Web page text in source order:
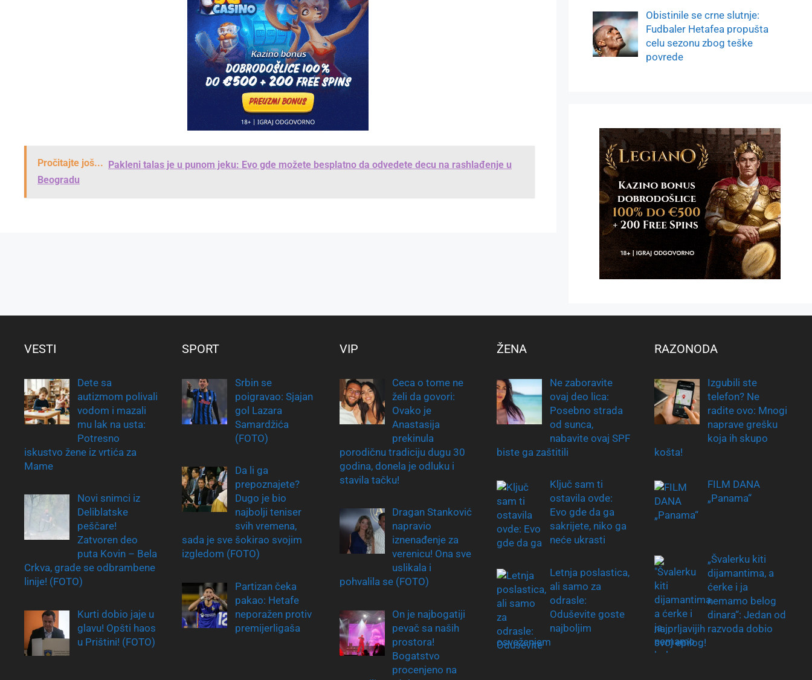
Pročitajte još...
Pakleni talas je u punom jeku: Evo gde možete besplatno da odvedete decu na rashlađenje u
Beogradu
Obistinile se crne slutnje:
Fudbaler Hetafea propušta
celu sezonu zbog teške
povrede
VESTI
Dete sa
autizmom polivali
vodom i mazali
mu lak na usta:
Potresno
iskustvo žene iz vrtića za
Mame
Novi snimci iz
Deliblatske
peščare!
Zatvoren deo
puta Kovin – Bela
Crkva, grade se odbrambene
linije! (FOTO)
Kurti dobio jaje u
glavu! Opšti haos
u Prištini! (FOTO)
SPORT
Srbin se
poigravao: Sjajan
gol Lazara
Samardžića
(FOTO)
Da li ga
prepoznajete?
Dugo je bio
najbolji teniser
svih vremena,
sada je sve šokirao svojim
izgledom (FOTO)
Partizan čeka
pakao: Hetafe
neporažen protiv
premijerligaša
VIP
Ceca o tome ne
želi da govori:
Ovako je
Anastasija
prekinula
porodičnu tradiciju dugu 30
godina, donela je odluku i
stavila tačku!
Dragan Stanković
napravio
iznenađenje za
verenicu! Ona sve
uslikala i
pohvalila se (FOTO)
On je najbogatiji
pevač sa naših
prostora!
Bogatstvo
procenjeno na
ŽENA
Ne zaboravite
ovaj deo lica:
Posebno strada
od sunca,
nabavite ovaj SPF
biste ga zaštitili
Ključ sam ti
ostavila ovde:
Evo gde da ga
sakrijete, niko ga
neće ukrasti
Letnja poslastica,
ali samo za
odrasle:
Oduševite goste
najboljim
osveženjem
RAZONODA
Izgubili ste
telefon? Ne
radite ovo: Mnogi
naprave grešku
koja ih skupo
košta!
FILM DANA
„Panama“
„Švalerku kiti
dijamantima, a
ćerke i ja
nemamo belog
dinara“: Jedan od
najprljavijih razvoda dobio
svoj epilog!